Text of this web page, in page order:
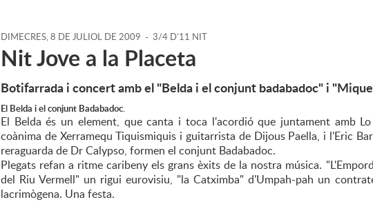
DIMECRES,8 DE JULIOL DE 2009 - 3/4 D'11 NIT
Nit Jove a la Placeta
Botifarrada i concert amb el "Belda i el conjunt badabadoc" i
El Belda i el conjunt Badabadoc.
El Belda és un element, que canta i toca l'acordió que juntament amb
coànima de Xerramequ Tiquismiquis i guitarrista de Dijous Paella, i l'Eric
reraguarda de Dr Calypso, formen el conjunt Badabadoc.
Plegats refan a ritme caribeny els grans èxits de la nostra música.
del Riu Vermell" un rigui eurovisiu, "la Catximba" d'Umpah-pah un
lacrimògena. Una festa.